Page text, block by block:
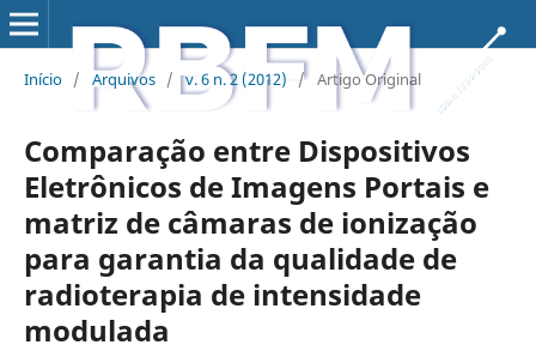
Início / Arquivos / v. 6 n. 2 (2012) / Artigo Original
Comparação entre Dispositivos
Eletrônicos de Imagens Portais e
matriz de câmaras de ionização
para garantia da qualidade de
radioterapia de intensidade
modulada